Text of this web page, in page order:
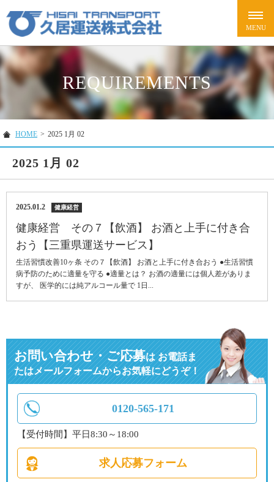
REQUIREMENTS
HOME > 2025 1月 02
2025 1月 02
2025.01.2 健康経営
健康経営 その７【飲酒】 お酒と上手に付き合
おう【三重県運送サービス】
生活習慣改善10ヶ条 その７【飲酒】 お酒と上手に付き合おう ●生活習慣
病予防のために適量を守る ●適量とは？ お酒の適量には個人差がありま
すが、 医学的には純アルコール量で 1日...
お問い合わせ・ご応募はお電話ま
たはメールフォームからお気軽にどうぞ！
0120-565-171
【受付時間】平日8:30～18:00
求人応募フォーム